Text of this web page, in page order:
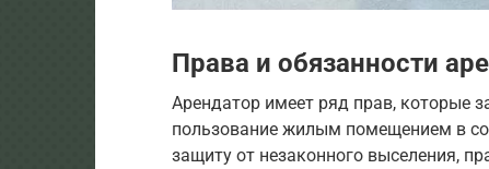
Права и обязанности
Арендатор имеет ряд прав, которые
пользование жилым помещением в
защиту от незаконного выселения,